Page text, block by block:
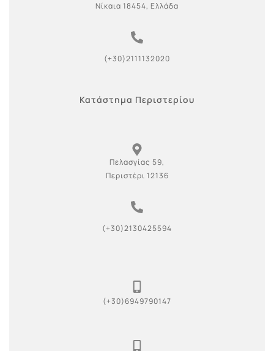
Νίκαια 18454, Ελλάδα
(+30)2111132020
Κατάστημα Περιστερίου
Πελασγίας 59,
Περιστέρι 12136
(+30)2130425594
(+30)6949790147